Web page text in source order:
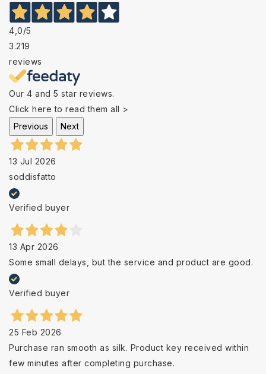
4,0/5
3.219
reviews
Our 4 and 5 star reviews.
Click here to read them all >
Previous
Next
13 Jul 2026
soddisfatto
Verified buyer
13 Apr 2026
Some small delays, but the service and product are good.
Verified buyer
25 Feb 2026
Purchase ran smooth as silk. Product key received within
few minutes after completing purchase.